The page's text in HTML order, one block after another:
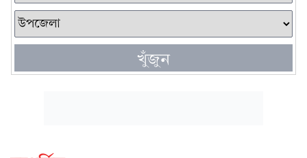
খুঁজুন